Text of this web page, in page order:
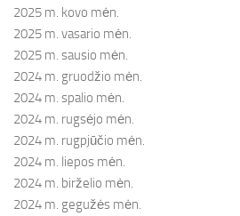
2025 m. kovo mėn.
2025 m. vasario mėn.
2025 m. sausio mėn.
2024 m. gruodžio mėn.
2024 m. spalio mėn.
2024 m. rugsėjo mėn.
2024 m. rugpjūčio mėn.
2024 m. liepos mėn.
2024 m. birželio mėn.
2024 m. gegužės mėn.